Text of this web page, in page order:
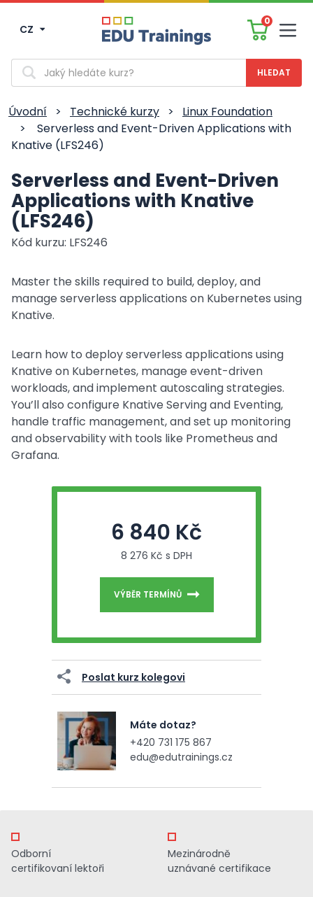
CZ
0
Vyhledávání
Úvodní > Technické kurzy >
Linux Foundation
>
Serverless and Event-Driven Applications with
Knative (LFS246)
Serverless and Event-Driven
Applications with Knative
(LFS246)
Kód kurzu: LFS246
Master the skills required to build, deploy, and
manage serverless applications on Kubernetes using
Knative.
Learn how to deploy serverless applications using
Knative on Kubernetes, manage event-driven
workloads, and implement autoscaling strategies.
You’ll also configure Knative Serving and Eventing,
handle traffic management, and set up monitoring
and observability with tools like Prometheus and
Grafana.
6 840 Kč
8 276 Kč s DPH
VÝBĚR TERMÍNŮ
Poslat kurz kolegovi
Máte dotaz?
+420 731 175 867
edu@edutrainings.cz
Odborní
certifikovaní lektoři
Mezinárodně
uznávané certifikace